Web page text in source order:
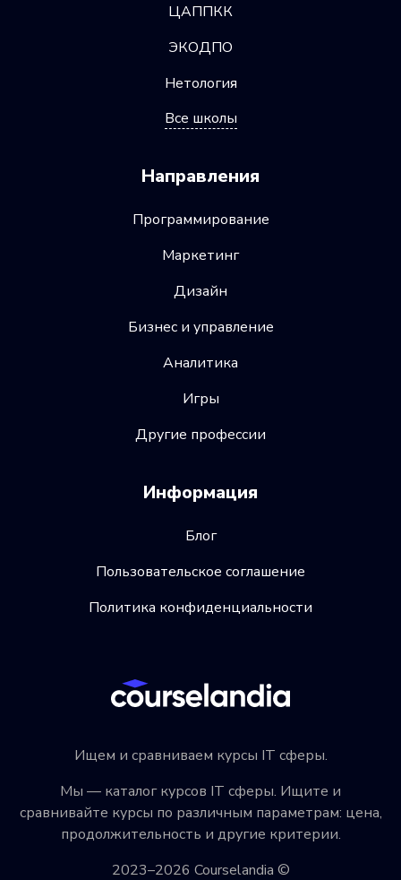
Ищем и сравниваем курсы IT сферы.
Мы — каталог курсов IT сферы. Ищите и
сравнивайте курсы по различным параметрам: цена,
продолжительность и другие критерии.
2023–2026 Courselandia ©
ЦАППКК
ЭКОДПО
Нетология
Все школы
Направления
Программирование
Маркетинг
Дизайн
Бизнес и управление
Аналитика
Игры
Другие профессии
Информация
Блог
Пользовательское соглашение
Политика конфиденциальности